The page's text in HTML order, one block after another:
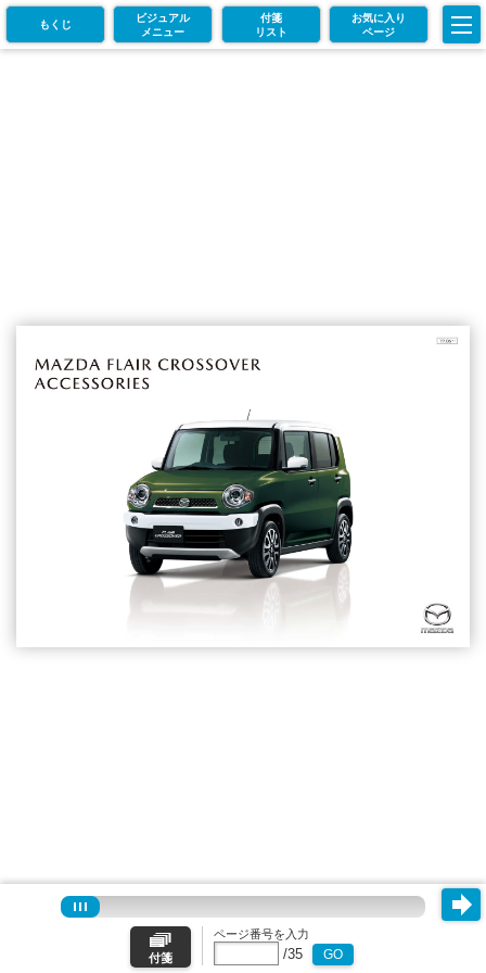
もくじ
ビジュアル
メニュー
付箋
リスト
お気に入り
ページ
付箋
ページ番号を入力
/35 GO